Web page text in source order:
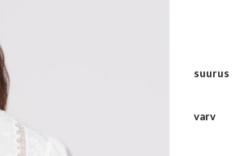
suurus
varv